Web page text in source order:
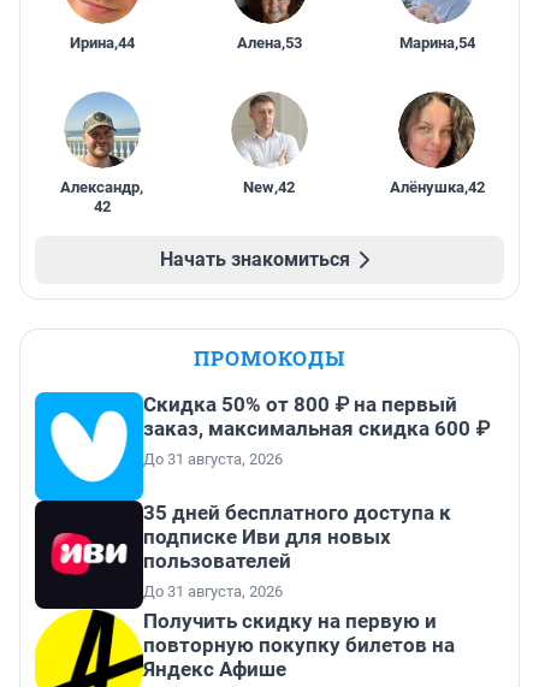
Ирина,44 Алена,53 Марина,54
Александр,
42
New,42 Алёнушка,42
Начать знакомиться
ПРОМОКОДЫ
Скидка 50% от 800 ₽ на первый
заказ, максимальная скидка 600 ₽
До 31 августа, 2026
35 дней бесплатного доступа к
подписке Иви для новых
пользователей
До 31 августа, 2026
Получить скидку на первую и
повторную покупку билетов на
Яндекс Афише